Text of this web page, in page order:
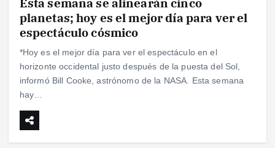
planetas; hoy es el mejor día para ver el
espectáculo cósmico
*Hoy es el mejor día para ver el espectáculo en el
horizonte occidental justo después de la puesta del Sol,
informó Bill Cooke, astrónomo de la NASA. Esta semana
hay…